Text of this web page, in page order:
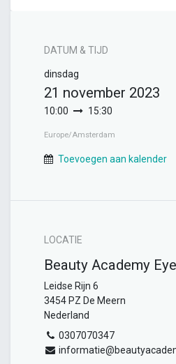
DATUM & TIJD
dinsdag
21 november 2023
10:00 15:30
Europe/Amsterdam
Toevoegen aan kalender
LOCATIE
Beauty Academy
Leidse Rijn 6
3454 PZ De Meern
Nederland
0307070347